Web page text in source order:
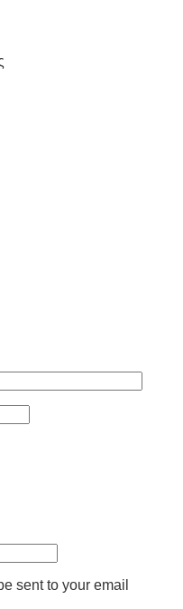
sent to your email